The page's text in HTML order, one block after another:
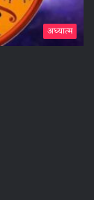
अध्यात्म